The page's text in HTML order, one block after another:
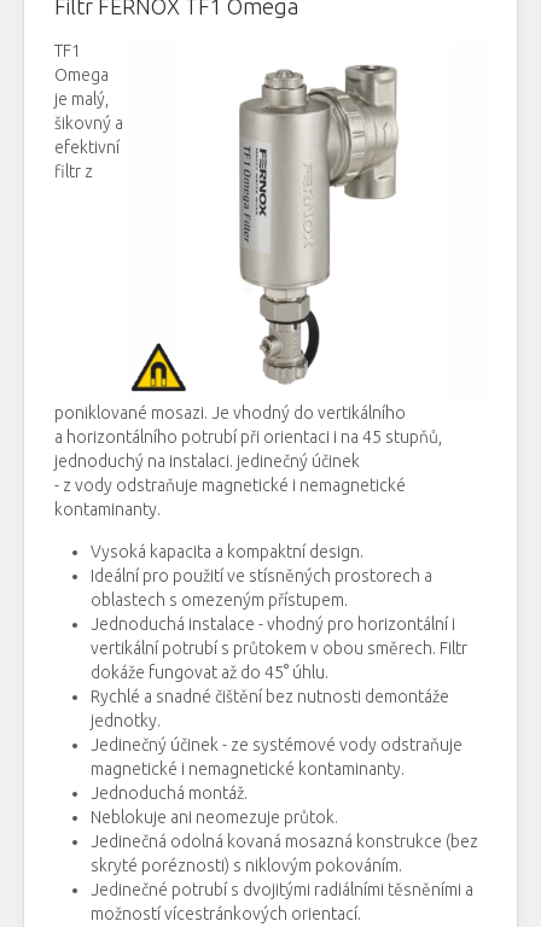
Filtr FERNOX TF1 Omega
TF1
Omega
je malý,
šikovný a
efektivní
filtr z
poniklované mosazi. Je vhodný do vertikálního
a horizontálního potrubí při orientaci i na 45 stupňů
jednoduchý na instalaci. jedinečný účinek
- z vody odstraňuje magnetické i nemagnetické
kontaminanty.
Vysoká kapacita a kompaktní design.
Ideální pro použitíve stísněných prostorech a
oblastech s omezeným přístupem.
Jednoduchá instalace -vhodný pro horizontální i
vertikální potrubí s průtokem v obou směrech. Filtr
dokáže fungovat až do 45° úhlu.
Rychlé a snadné čištění bez nutnosti demontáže
jednotky.
Jedinečný účinek - ze systémové vody odstraňuje
magnetické i nemagnetické kontaminanty.
Jednoduchá montáž.
Neblokuje ani neomezuje průtok.
Jedinečná odolná kovaná mosazná konstrukce (bez
skryté poréznosti) s niklovým pokováním.
Jedinečné potrubí s dvojitými radiálními těsněními a
možnostívícestránkových orientací.